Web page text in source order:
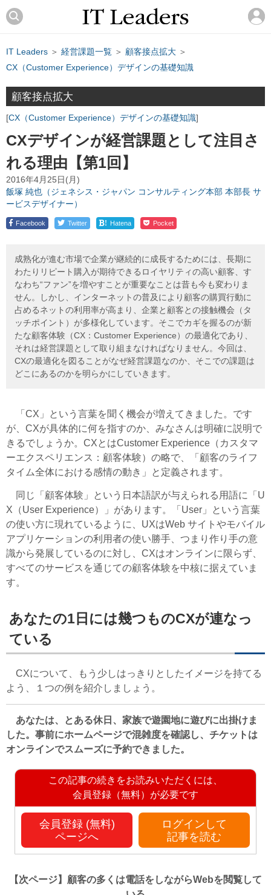
IT Leaders ＞ 経営課題一覧 ＞ 顧客接点拡大 ＞
CX（Customer Experience）デザインの基礎知識
顧客接点拡大
CX（Customer Experience）デザインの基礎知識
CXデザインが経営課題として注目さ
れる理由【第1回】
2016年4月25日(月)
飯塚 純也（ジェネシス・ジャパン コンサルティング本部 本部長 サ
ービスデザイナー）
Facebook Twitter ! Hatena Pocket
成熟化が進む市場で企業が継続的に成長するためには、長期に
わたりリピート購入が期待できるロイヤリティの高い顧客、す
なわち“ファン”を増やすことが重要なことは昔も今も変わりま
せん。しかし、インターネットの普及により顧客の購買行動に
占めるネットの利用率が高まり、企業と顧客との接触機会（タ
ッチポイント）が多様化しています。そこでカギを握るのが新
たな顧客体験（CX：Customer Experience）の最適化であり、
それは経営課題として取り組まなければなりません。今回は、
CXの最適化を図ることがなぜ経営課題なのか、そこでの課題は
どこにあるのかを明らかにしていきます。
「CX」という言葉を聞く機会が増えてきました。です
が、CXが具体的に何を指すのか、みなさんは明確に説明で
きるでしょうか。CXとはCustomer Experience（カスタマ
ーエクスペリエンス：顧客体験）の略で、「顧客のライフ
タイム全体における感情の動き」と定義されます。
同じ「顧客体験」という日本語訳が与えられる用語に「U
X（User Experience）」があります。「User」という言葉
の使い方に現れているように、UXはWeb サイトやモバイル
アプリケーションの利用者の使い勝手、つまり作り手の意
識から発展しているのに対し、CXはオンラインに限らず、
すべてのサービスを通じての顧客体験を中核に据えていま
す。
あなたの1日には幾つものCXが連なっ
ている
CXについて、もう少しはっきりとしたイメージを持てる
よう、１つの例を紹介しましょう。
あなたは、とある休日、家族で遊園地に遊びに出掛けま
した。事前にホームページで混雑度を確認し、チケットは
オンラインでスムーズに予約できました。
この記事の続きをお読みいただくには、
会員登録（無料）が必要です
会員登録 (無料)
ページへ
ログインして
記事を読む
【次ページ】 顧客の多くは電話をしながらWebを閲覧して